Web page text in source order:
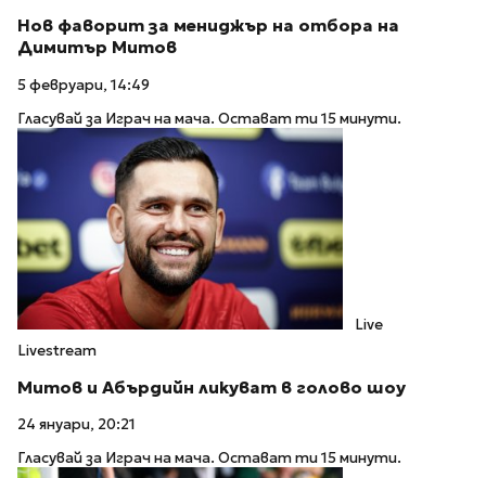
Нов фаворит за мениджър на отбора на
Димитър Митов
5 февруари, 14:49
Гласувай за Играч на мача. Остават ти 15 минути.
Live
Livestream
Митов и Абърдийн ликуват в голово шоу
24 януари, 20:21
Гласувай за Играч на мача. Остават ти 15 минути.